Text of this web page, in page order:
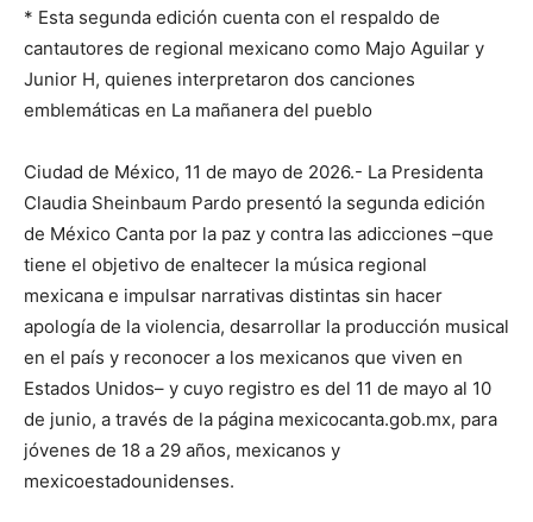
* Esta segunda edición cuenta con el respaldo de
cantautores de regional mexicano como Majo Aguilar y
Junior H, quienes interpretaron dos canciones
emblemáticas en La mañanera del pueblo
Ciudad de México, 11 de mayo de 2026.- La Presidenta
Claudia Sheinbaum Pardo presentó la segunda edición
de México Canta por la paz y contra las adicciones –que
tiene el objetivo de enaltecer la música regional
mexicana e impulsar narrativas distintas sin hacer
apología de la violencia, desarrollar la producción musical
en el país y reconocer a los mexicanos que viven en
Estados Unidos– y cuyo registro es del 11 de mayo al 10
de junio, a través de la página mexicocanta.gob.mx, para
jóvenes de 18 a 29 años, mexicanos y
mexicoestadounidenses.